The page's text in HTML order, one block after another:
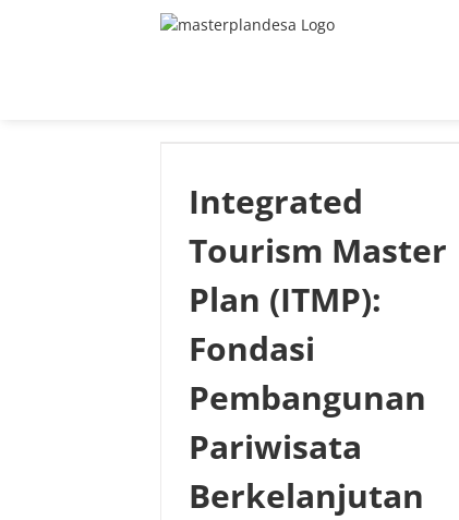
Integrated
Tourism Master
Plan (ITMP):
Fondasi
Pembangunan
Pariwisata
Berkelanjutan